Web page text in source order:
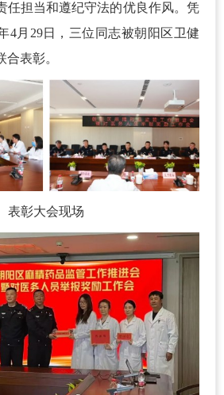
任担当和遵纪守法的优良作风。凭
4月29日，三位同志被朝阳区卫健
表彰。
表彰大会现场